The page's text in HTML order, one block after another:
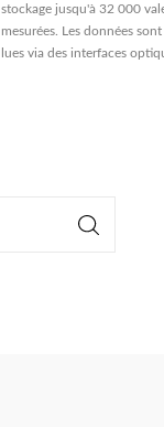
stockage jusqu'à 32 000
mesurées. Les données sont
lues via des interfaces